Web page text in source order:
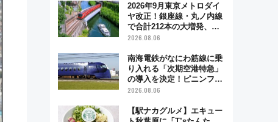
日「京都の鉄道満喫ツア
ー」開催
2026年9月東京メトロダイ
ヤ改正！銀座線・丸ノ内線
で合計212本の大増発、混
雑緩和に期待
2026.08.06
南海電鉄がなにわ筋線に乗
り入れる「次期空港特急」
の導入を決定！ピニンファ
リーナによる日本初の鉄道
2026.08.06
【駅ナカグルメ】エキュー